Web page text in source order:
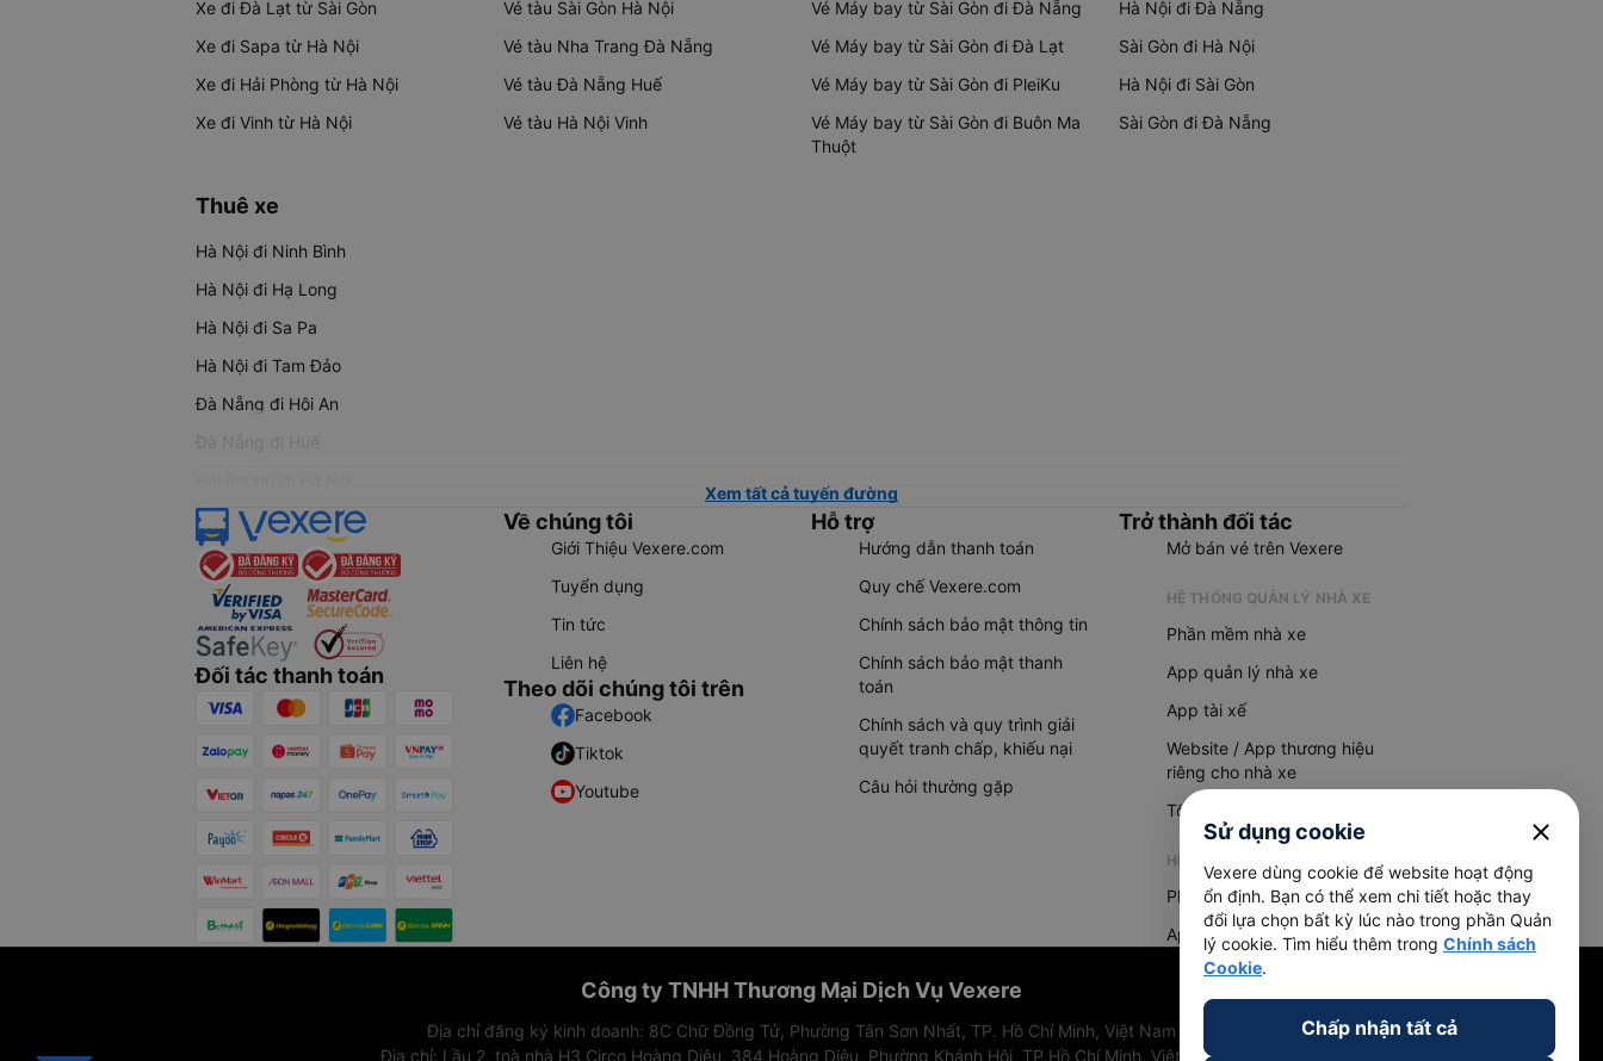
Xe đi Đà Lạt từ Sài Gòn
Xe đi Sapa từ Hà Nội
Xe đi Hải Phòng từ Hà Nội
Xe đi Vinh từ Hà Nội
Vé tàu Sài Gòn Hà Nội
Vé tàu Nha Trang Đà Nẵng
Vé tàu Đà Nẵng Huế
Vé tàu Hà Nội Vinh
Vé Máy bay từ Sài Gòn đi Đà Nẵng
Vé Máy bay từ Sài Gòn đi Đà Lạt
Vé Máy bay từ Sài Gòn đi PleiKu
Vé Máy bay từ Sài Gòn đi Buôn Ma
Thuột
Hà Nội đi Đà Nẵng
Sài Gòn đi Hà Nội
Hà Nội đi Sài Gòn
Sài Gòn đi Đà Nẵng
Thuê xe
Hà Nội đi Ninh Bình
Hà Nội đi Hạ Long
Hà Nội đi Sa Pa
Hà Nội đi Tam Đảo
Đà Nẵng đi Hội An
Đà Nẵng đi Huế
Xem tất cả tuyến đường
Đối tác thanh toán
Về chúng tôi
Giới Thiệu Vexere.com
Tuyển dụng
Tin tức
Liên hệ
Theo dõi chúng tôi trên
Facebook
Tiktok
Youtube
Hỗ trợ
Hướng dẫn thanh toán
Quy chế Vexere.com
Chính sách bảo mật thông tin
Chính sách bảo mật thanh
toán
Chính sách và quy trình giải
quyết tranh chấp, khiếu nại
Câu hỏi thường gặp
Trở thành đối tác
Mở bán vé trên Vexere
HỆ THỐNG QUẢN LÝ NHÀ XE
Phần mềm nhà xe
App quản lý nhà xe
App tài xế
Website / App thương hiệu
riêng cho nhà xe
Tổng đài AI
HỆ THỐNG QUẢN LÝ HÀNG HOÁ
Phần mềm quản lý hàng hoá
App quản lý hàng hoá
Công ty TNHH Thương Mại Dịch Vụ Vexere
Địa chỉ đăng ký kinh doanh: 8C Chữ Đồng Tử, Phường Tân Sơn Nhất, TP. Hồ Chí Minh, Việt Nam
Địa chỉ: Lầu 2, toà nhà H3 Circo Hoàng Diệu, 384 Hoàng Diệu, Phường Khánh Hội, TP Hồ Chí Minh, Việt Nam
Sử dụng cookie close
Vexere dùng cookie để website hoạt động
ổn định. Bạn có thể xem chi tiết hoặc thay
đổi lựa chọn bất kỳ lúc nào trong phần Quản
lý cookie. Tìm hiểu thêm trong Chính sách
Cookie.
Chấp nhận tất cả